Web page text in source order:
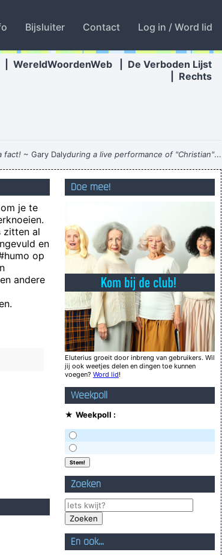
Bijsluiter Contact Log in / Word lid
WereldWoordenWeb
De Verboden Lijst
Rechts
fact! ~ Gary Dalyduring a live performance of "Christian"...
Benny & The Roses
een pintje in de kraag vatten
Ik schaak sleckt maar ik denk dat ik nog rotter dam
Hoe richt ik een BVBA op? Hoe licht ik een BVBA op?
"Delen is lief" toevoegen aan een bericht is gay!
We verwachten middagtemperaturen rond 12 h.
de pot verwijt de ketel dat de kat van huis is
met een rotte appel door de mand vallen
Waar bevindt kryptoniet zich in het periodiek stelsel?
Würst Käse scenario
Anders tan of kaak noa de kloete
Grotesko kickt op tetten
Haal ow kneuk vaan miene voot aaf!
Verknoei je tijd op een nuttige manier!
Geej se lèllike voel hod!
je te
zitten al
en
op
andere
Doe mee!
Eluterius groeit door inbreng van gebruikers. Wil
jij ook weetjes delen en dingen toe kunnen
voegen? Word lid!
Weekpoll
★ Weekpoll :
Zoeken
En ook...